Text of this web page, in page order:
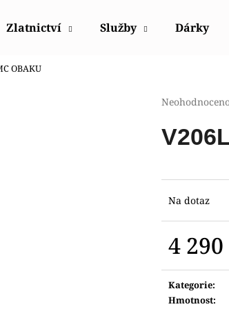
Zlatnictví Služby Dárky
OBAKU
Průměrné
produktu
je
5
Na dotaz
4 290
Kategorie:
Hmotnost:
Co potřebujete najít?
HLEDAT